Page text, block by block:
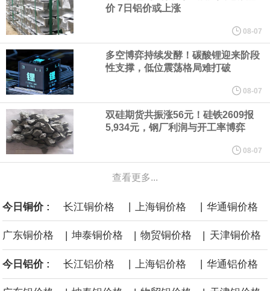
通知，将于8月9日实施24小时停工。
8月7日，宇树科技董事长王兴兴网上路演时表示，报告期内，公司
研发费用金额分别为4,995.18万元、7,001.70万元、14,496.56万
元，最近3年复合增长率达70.36%，呈快速增长趋势，并形成多项
核心技术和知识产权。截至2026年1月31日，公司拥有262项专利权
（含境内发明专利20项）。
价 7日铝价或上涨
08-07
多空博弈持续发酵！碳酸锂迎来阶段
性支撑，低位震荡格局难打破
08-07
双硅期货共振涨56元！硅铁2609报
5,934元，钢厂利润与开工率博弈
08-07
查看更多...
今日铜价 : 长江铜价格 | 上海铜价格 | 华通铜价格
广东铜价格 | 坤泰铜价格 | 物贸铜价格 | 天津铜价格
今日铝价 : 长江铝价格 上海铝价格 华通铝价格